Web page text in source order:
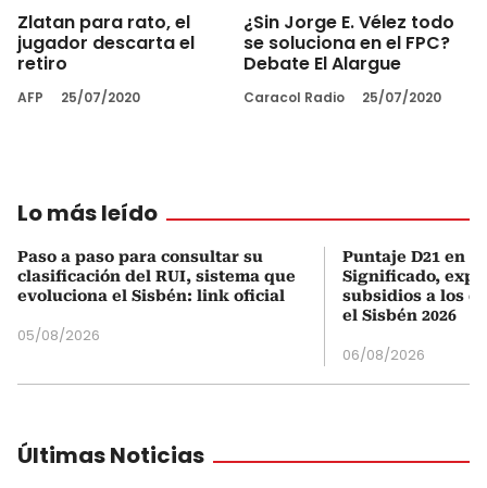
Zlatan para rato, el
jugador descarta el
retiro
AFP 25/07/2020
¿Sin Jorge E. Vélez todo
se soluciona en el FPC?
Debate El Alargue
Caracol Radio 25/07/2020
Lo más leído
Paso a paso para consultar su
clasificación del RUI, sistema que
evoluciona el Sisbén: link oficial
05/08/2026
Puntaje D21 en
Significado,
subsidios a los
el Sisbén 2026
06/08/2026
Últimas Noticias